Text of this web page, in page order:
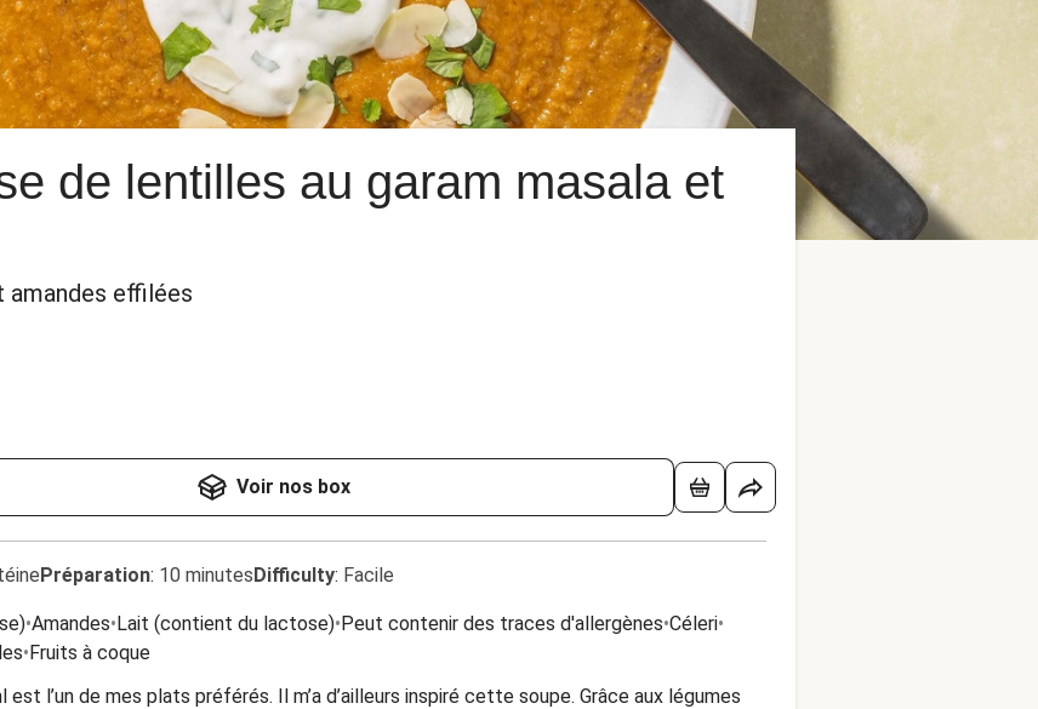
de lentilles au garam masala et
amandes effilées
Voir nos box
Préparation: 10 minutesDifficulty: Facile
•Amandes•Lait (contient du lactose)•Peut contenir des traces d'allergènes•Céleri•
•Fruits à coque
l’un de mes plats préférés. Il m’a d’ailleurs inspiré cette soupe. Grâce aux légumes